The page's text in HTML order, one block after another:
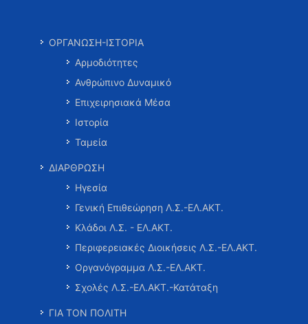
ΟΡΓΑΝΩΣΗ-ΙΣΤΟΡΙΑ
Αρμοδιότητες
Ανθρώπινο Δυναμικό
Επιχειρησιακά Μέσα
Ιστορία
Ταμεία
ΔΙΑΡΘΡΩΣΗ
Ηγεσία
Γενική Επιθεώρηση Λ.Σ.-ΕΛ.ΑΚΤ.
Κλάδοι Λ.Σ. - ΕΛ.ΑΚΤ.
Περιφερειακές Διοικήσεις Λ.Σ.-ΕΛ.ΑΚΤ.
Οργανόγραμμα Λ.Σ.-ΕΛ.ΑΚΤ.
Σχολές Λ.Σ.-ΕΛ.ΑΚΤ.-Κατάταξη
ΓΙΑ ΤΟΝ ΠΟΛΙΤΗ